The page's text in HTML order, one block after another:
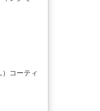
コーティ